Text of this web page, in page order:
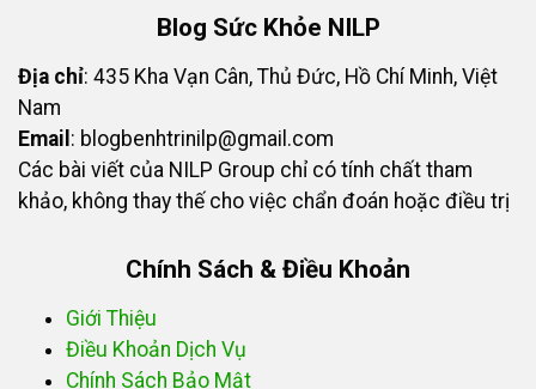
Blog Sức Khỏe NILP
Địa chỉ: 435 Kha Vạn Cân, Thủ Đức, Hồ Chí Minh, Việt
Nam
Email : blogbenhtrinilp@gmail.com
Các bài viết của NILP Group chỉ có tính chất tham
khảo, không thay thế cho việc chẩn đoán hoặc điều trị
Chính Sách & Điều Khoản
Giới Thiệu
Điều Khoản Dịch Vụ
Chính Sách Bảo Mật